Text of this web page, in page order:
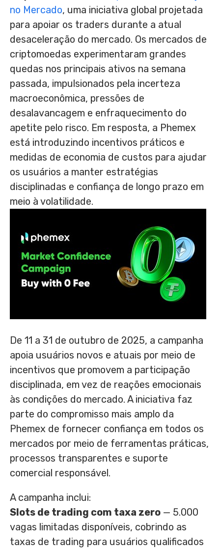
no Mercado, uma iniciativa global projetada
para apoiar os traders durante a atual
desaceleração do mercado. Os mercados de
criptomoedas experimentaram grandes
quedas nos principais ativos na semana
passada, impulsionados pela incerteza
macroeconômica, pressões de
desalavancagem e enfraquecimento do
apetite pelo risco. Em resposta, a Phemex
está introduzindo incentivos práticos e
medidas de economia de custos para ajudar
os usuários a manter estratégias
disciplinadas e confiança de longo prazo em
meio à volatilidade.
De 11 a 31 de outubro de 2025, a campanha
apoia usuários novos e atuais por meio de
incentivos que promovem a participação
disciplinada, em vez de reações emocionais
às condições do mercado. A iniciativa faz
parte do compromisso mais amplo da
Phemex de fornecer confiança em todos os
mercados por meio de ferramentas práticas,
processos transparentes e suporte
comercial responsável.
A campanha inclui:
Slots de trading com taxa zero — 5.000
vagas limitadas disponíveis, cobrindo as
taxas de trading para usuários qualificados